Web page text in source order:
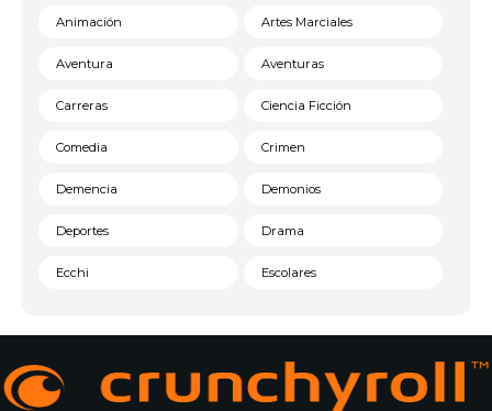
Animación Artes Marciales
Aventura Aventuras
Carreras Ciencia Ficción
Comedia Crimen
Demencia Demonios
Deportes Drama
Ecchi Escolares
Historico Infantil